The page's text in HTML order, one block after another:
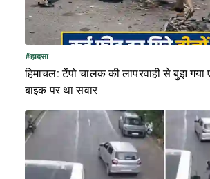
#हादसा
हिमाचल: टेंपो चालक की लापरवाही से बुझ गया
बाइक पर था सवार